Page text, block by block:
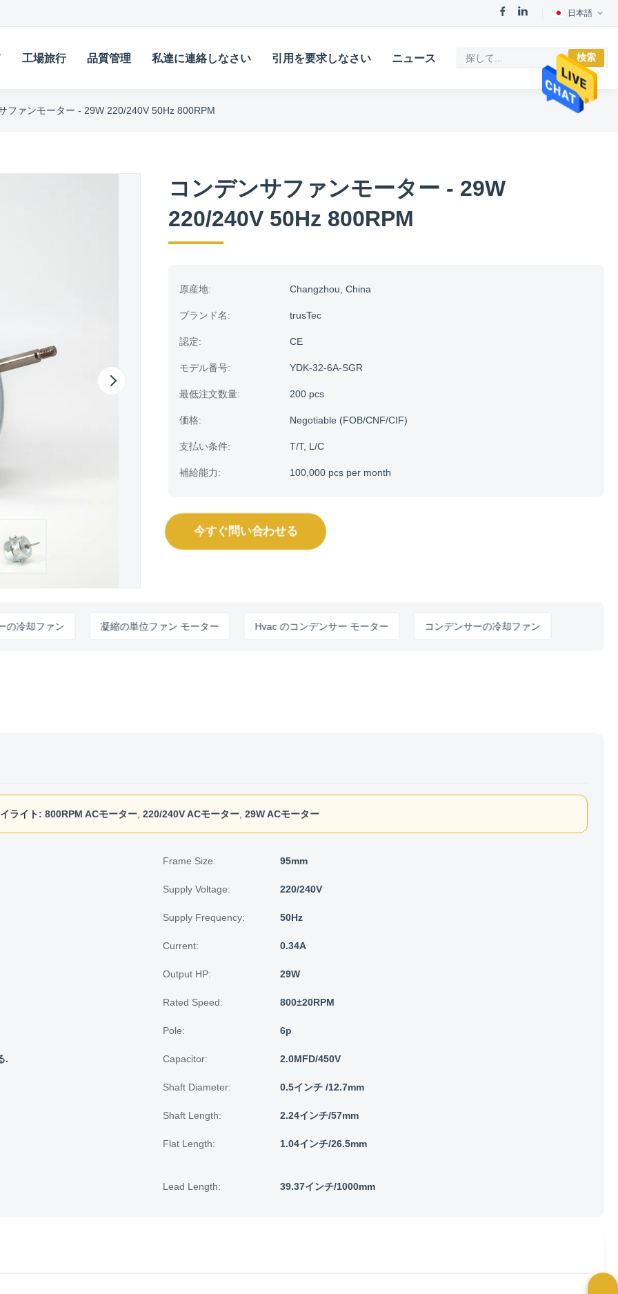
日本語
工場旅行 品質管理 私達に連絡しなさい 引用を要求しなさい ニュース 検索
ファンモーター - 29W 220/240V 50Hz 800RPM
コンデンサファンモーター - 29W
220/240V 50Hz 800RPM
原産地: Changzhou, China
ブランド名: trusTec
認定: CE
モデル番号: YDK-32-6A-SGR
最低注文数量: 200 pcs
価格: Negotiable (FOB/CNF/CIF)
支払い条件: T/T, L/C
補給能力: 100,000 pcs per month
今すぐ問い合わせる
ファン 凝縮の単位ファン モーター Hvac のコンデンサー モーター コンデンサーの冷却ファン
ライト: 800RPM ACモーター, 220/240V ACモーター, 29W ACモーター
Frame Size: 95mm
Supply Voltage: 220/240V
Supply Frequency: 50Hz
Current: 0.34A
Output HP: 29W
Rated Speed: 800±20RPM
Pole: 6p
. Capacitor: 2.0MFD/450V
Shaft Diameter: 0.5インチ /12.7mm
Shaft Length: 2.24インチ/57mm
Flat Length: 1.04インチ/26.5mm
Lead Length: 39.37インチ/1000mm